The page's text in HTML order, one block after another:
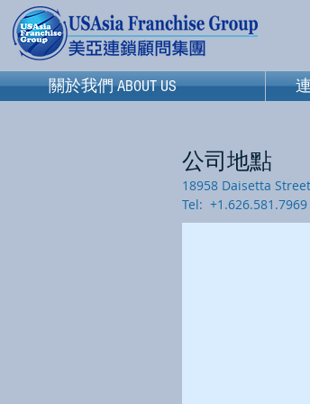
關於我們 ABOUT US
關於我們 ABOUT US
公司地點
18958 Daisetta
Tel: +1.626.581.7969